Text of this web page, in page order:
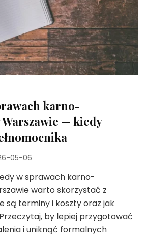
karno-
— kiedy
05-06
w sprawach karno-
warto skorzystać z
są terminy i koszty oraz jak
by lepiej przygotować
i uniknąć formalnych